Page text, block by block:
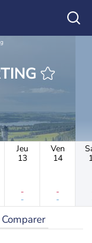
Jeu
13
-
-
Ven
14
-
-
Comparer